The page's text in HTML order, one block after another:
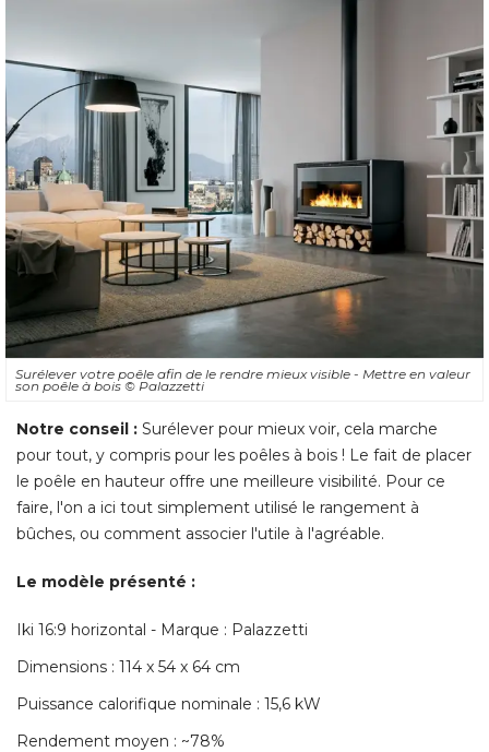
Surélever votre poêle afin de le rendre mieux visible - Mettre en valeur
son poêle à bois © Palazzetti
Notre conseil : Surélever pour mieux voir, cela marche
pour tout, y compris pour les poêles à bois ! Le fait de placer
le poêle en hauteur offre une meilleure visibilité. Pour ce
faire, l'on a ici tout simplement utilisé le rangement à
bûches, ou comment associer l'utile à l'agréable.
Le modèle présenté :
Iki 16:9 horizontal - Marque : Palazzetti
Dimensions : 114 x 54 x 64 cm
Puissance calorifique nominale : 15,6 kW
Rendement moyen : ~78%